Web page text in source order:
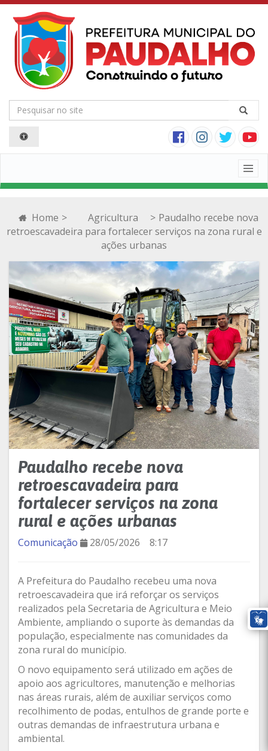
Home > Agricultura > Paudalho recebe nova
retroescavadeira para fortalecer serviços na zona rural e
ações urbanas
Paudalho recebe nova
retroescavadeira para
fortalecer serviços na zona
rural e ações urbanas
Comunicação 28/05/2026 8:17
A Prefeitura do Paudalho recebeu uma nova
retroescavadeira que irá reforçar os serviços
realizados pela Secretaria de Agricultura e Meio
Ambiente, ampliando o suporte às demandas da
população, especialmente nas comunidades da
zona rural do município.
O novo equipamento será utilizado em ações de
apoio aos agricultores, manutenção e melhorias
nas áreas rurais, além de auxiliar serviços como
recolhimento de podas, entulhos de grande porte e
outras demandas de infraestrutura urbana e
ambiental.